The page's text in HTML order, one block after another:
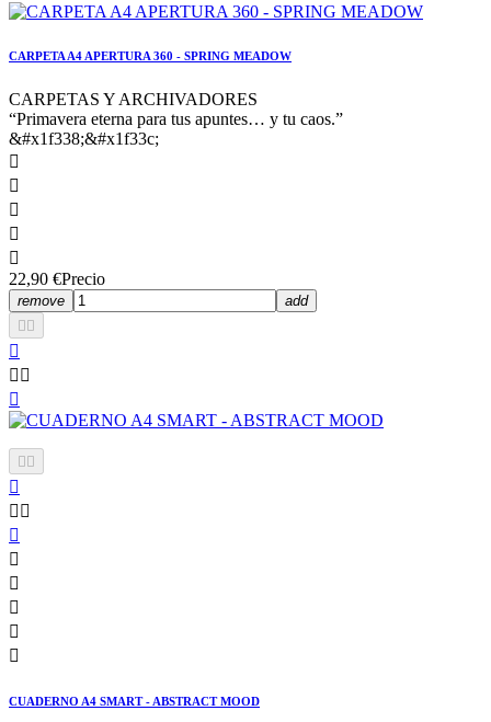
CARPETA A4 APERTURA 360 - SPRING MEADOW
CARPETAS Y ARCHIVADORES
“Primavera eterna para tus apuntes… y tu caos.”
&#x1f338;&#x1f33c;





22,90 €Precio
remove
add
 

 

 

 






CUADERNO A4 SMART - ABSTRACT MOOD